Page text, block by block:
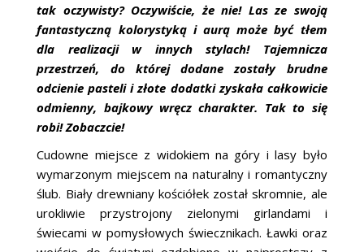
tak oczywisty? Oczywiście, że nie! Las ze swoją
fantastyczną kolorystyką i aurą może być tłem
dla realizacji w innych stylach! Tajemnicza
przestrzeń, do której dodane zostały brudne
odcienie pasteli i złote dodatki zyskała całkowicie
odmienny, bajkowy wręcz charakter. Tak to się
robi! Zobaczcie!
Cudowne miejsce z widokiem na góry i lasy było
wymarzonym miejscem na naturalny i romantyczny
ślub. Biały drewniany kościółek został skromnie, ale
urokliwie przystrojony zielonymi girlandami i
świecami w pomysłowych świecznikach. Ławki oraz